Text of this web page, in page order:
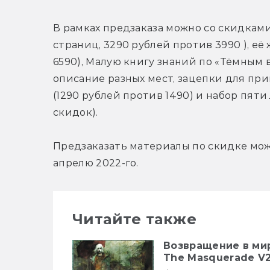
В рамках предзаказа можно со
страниц, 3290 рублей против 3990 ),
6590), Малую книгу знаний по «Тёмным
описание разных мест, зацепки для
(1290 рублей против 1490) и набор
скидок).
Предзаказать материалы по скидке
апрелю 2022-го.
Читайте также
Возвращение в
The Masquerade